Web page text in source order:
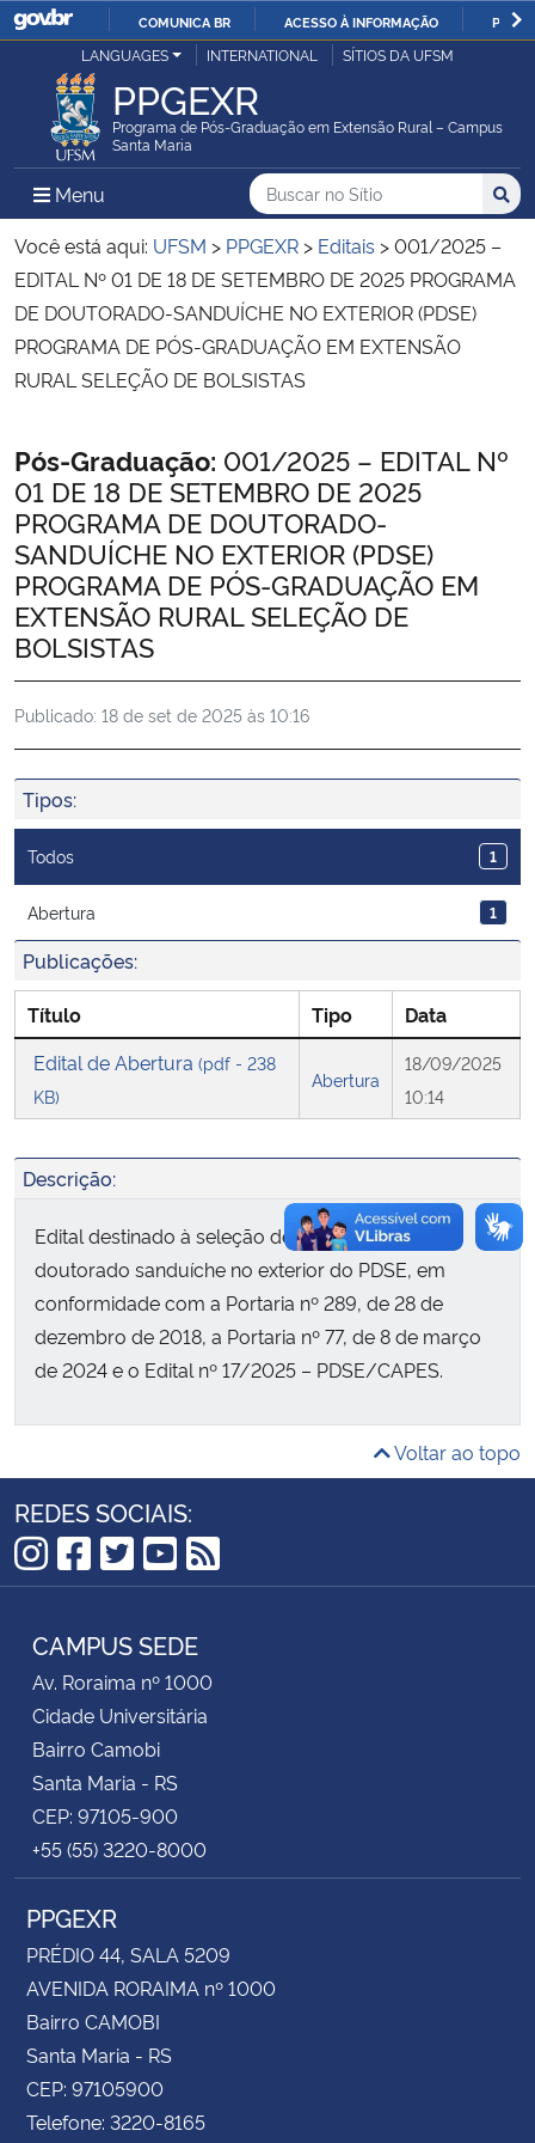
IR
O
COMUNICA BR ACESSO À INFORMAÇÃO
Ministério da Justiça e Segurança Pública
Ministério da Defesa
Ministério das Relações Exteriores
Ministério da Economia
Ministério da Infraestrutura
Ministério da Educação
Ministério da Cidadania
Ministério da Saúde
Ministério de Minas e Energia
Ministério da Ciência, Tecnologia, Inovações e Comunicações
Ministério do Meio Ambiente
Ministério do Desenvolvimento Regional
Ministério da Mulher, da Família e dos Direitos Humanos
Secretaria-Geral
Secretaria de Governo
Gabinete de Segurança Institucional
Advocacia-Geral da União
Banco Central do Brasil
LANGUAGES INTERNATIONAL SÍTIOS DA UFSM
PPGEXR
Programa de Pós-Graduação em Extensão Rural – Campus
Santa Maria
Menu Menu Principal do Sítio
Busca
Buscar no no Sítio
Busca:
Você está aqui: UFSM > PPGEXR > Editais >001/2025 –
EDITAL Nº 01 DE 18 DE SETEMBRO DE 2025 PROGRAMA
DE DOUTORADO-SANDUÍCHE NO EXTERIOR (PDSE)
PROGRAMA DE PÓS-GRADUAÇÃO EM EXTENSÃO
RURAL SELEÇÃO DE BOLSISTAS
Início do conteúdo
Pós-Graduação: 001/2025 – EDITAL Nº
01 DE 18 DE SETEMBRO DE 2025
PROGRAMA DE DOUTORADO-
SANDUÍCHE NO EXTERIOR (PDSE)
PROGRAMA DE PÓS-GRADUAÇÃO EM
EXTENSÃO RURAL SELEÇÃO DE
BOLSISTAS
Publicado: 18 de set de 2025 às 10:16
Tipos:
Todos 1
Abertura 1
Publicações:
Título Tipo
Data
Edital de Abertura (pdf - 238
KB)
Abertura
18/09/2025
10:14
Descrição:
Edital destinado à seleção de bolsistas de
doutorado sanduíche no exterior do PDSE, em
conformidade com a Portaria nº 289, de 28 de
dezembro de 2018, a Portaria nº 77, de 8 de março
de 2024 e o Edital nº 17/2025 – PDSE/CAPES.
Voltar ao topo
REDES SOCIAIS:
Instagram
Facebook
Twitter
YouTube
RSS
CAMPUS SEDE
Av. Roraima nº 1000
Cidade Universitária
Bairro Camobi
Santa Maria - RS
CEP: 97105-900
+55 (55) 3220-8000
PPGEXR
PRÉDIO 44, SALA 5209
AVENIDA RORAIMA nº 1000
Bairro CAMOBI
Santa Maria - RS
CEP: 97105900
Telefone: 3220-8165